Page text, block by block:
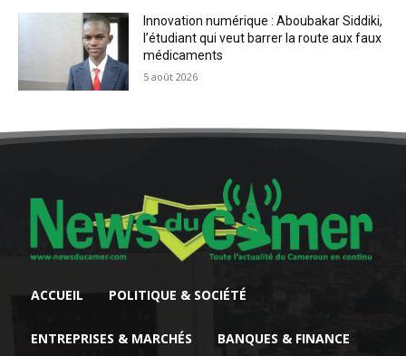
Innovation numérique : Aboubakar Siddiki,
l’étudiant qui veut barrer la route aux faux
médicaments
5 août 2026
ACCUEIL POLITIQUE & SOCIÉTÉ
ENTREPRISES & MARCHÉS BANQUES & FINANCE